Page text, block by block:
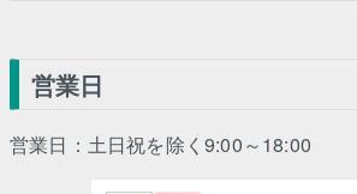
営業日
営業日：土日祝を除く9:00～18:00